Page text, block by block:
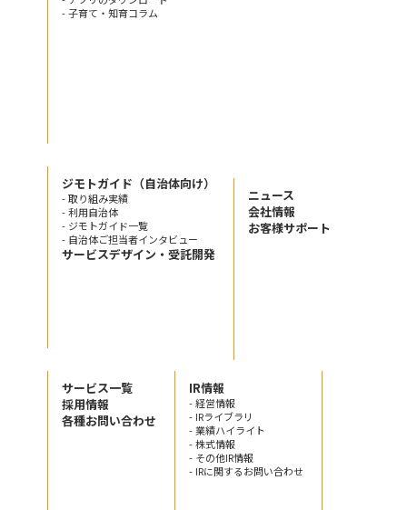
- 子育て・知育コラム
ジモトガイド（自治体向け）
- 取り組み実績
- 利用自治体
- ジモトガイド一覧
- 自治体ご担当者インタビュー
サービスデザイン・受託開発
ニュース
会社情報
お客様サポート
サービス一覧
採用情報
各種お問い合わせ
IR情報
- 経営情報
- IRライブラリ
- 業績ハイライト
- 株式情報
- その他IR情報
- IRに関するお問い合わせ